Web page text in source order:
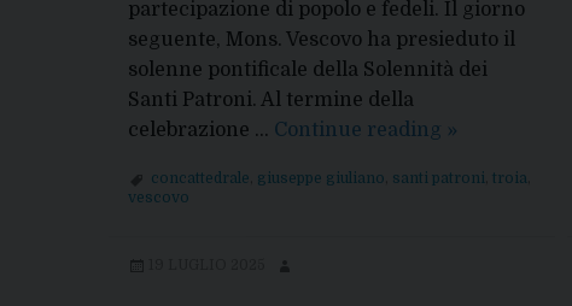
partecipazione di popolo e fedeli. Il giorno
seguente, Mons. Vescovo ha presieduto il
solenne pontificale della Solennità dei
Santi Patroni. Al termine della
celebrazione … Continue reading Festa
Santi
»
concattedrale giuseppe giuliano santi patroni troia
vescovo